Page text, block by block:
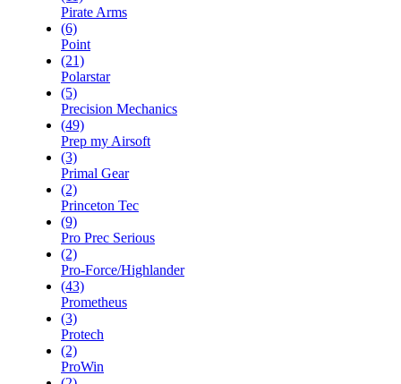
Pirate Arms
(6)
Point
(21)
Polarstar
(5)
Precision Mechanics
(49)
Prep my Airsoft
(3)
Primal Gear
(2)
Princeton Tec
(9)
Pro Prec Serious
(2)
Pro-Force/Highlander
(43)
Prometheus
(3)
Protech
(2)
ProWin